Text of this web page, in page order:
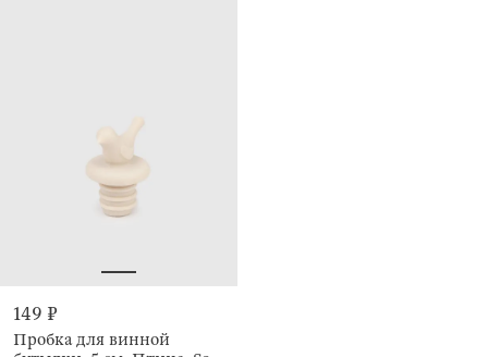
149 ₽
Пробка для винной